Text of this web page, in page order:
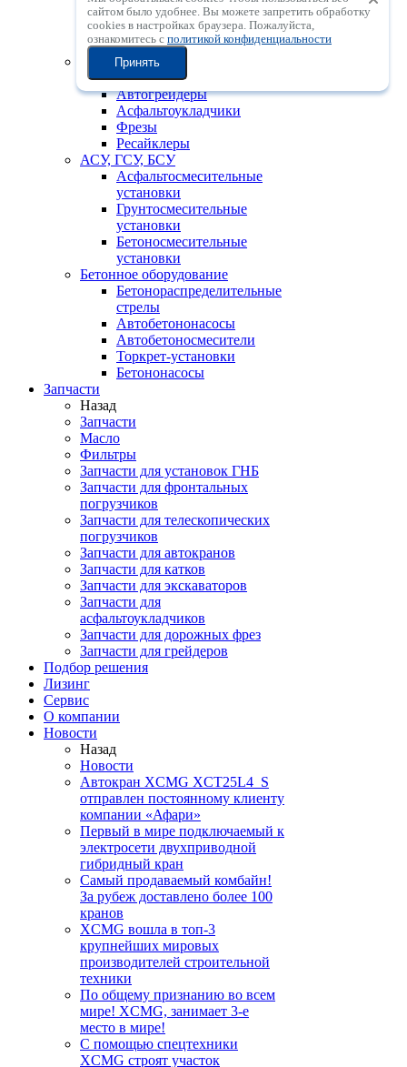
комбайны
Установки для бурения с
поверхности с ПП (DTH)
Дорожно-строительная техника
Катки
Автогрейдеры
Асфальтоукладчики
Фрезы
Ресайклеры
АСУ, ГСУ, БСУ
Асфальтосмесительные
установки
Грунтосмесительные
установки
Бетоносмесительные
установки
Бетонное оборудование
Бетонораспределительные
стрелы
Автобетононасосы
Автобетоносмесители
Торкрет-установки
Бетононасосы
Запчасти
Назад
Запчасти
Масло
Фильтры
Запчасти для установок ГНБ
Запчасти для фронтальных
погрузчиков
Запчасти для телескопических
погрузчиков
Запчасти для автокранов
Запчасти для катков
Запчасти для экскаваторов
Запчасти для
асфальтоукладчиков
Запчасти для дорожных фрез
Запчасти для грейдеров
Подбор решения
Лизинг
Сервис
О компании
Новости
Назад
Новости
Автокран XCMG XCT25L4_S
отправлен постоянному клиенту
компании «Афари»
Первый в мире подключаемый к
электросети двухприводной
гибридный кран
Самый продаваемый комбайн!
За рубеж доставлено более 100
кранов
XCMG вошла в топ-3
крупнейших мировых
производителей строительной
техники
По общему признанию во всем
мире! XCMG, занимает 3-е
место в мире!
С помощью спецтехники
XCMG строят участок
сайтом было удобнее. Вы можете запретить обработку
сookies в настройках браузера. Пожалуйста,
ознакомитесь с политикой конфиденциальности
Принять